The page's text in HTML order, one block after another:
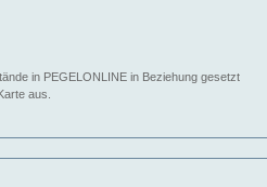
in PEGELONLINE in Beziehung gesetzt
aus.